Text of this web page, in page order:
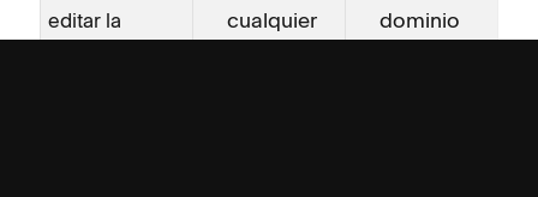
editar la
cualquier
dominio